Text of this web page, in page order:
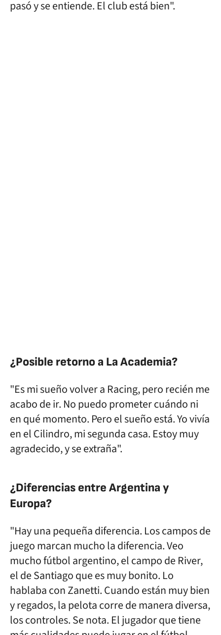
pasó y se entiende. El club está bien".
¿Posible retorno a La Academia?
"Es mi sueño volver a Racing, pero recién me
acabo de ir. No puedo prometer cuándo ni
en qué momento. Pero el sueño está. Yo vivía
en el Cilindro, mi segunda casa. Estoy muy
agradecido, y se extraña".
¿Diferencias entre Argentina y
Europa?
"Hay una pequeña diferencia. Los campos de
juego marcan mucho la diferencia. Veo
mucho fútbol argentino, el campo de River,
el de Santiago que es muy bonito. Lo
hablaba con Zanetti. Cuando están muy bien
y regados, la pelota corre de manera diversa,
los controles. Se nota. El jugador que tiene